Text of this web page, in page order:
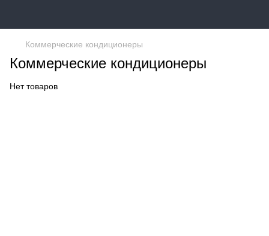
Коммерческие кондиционеры
Коммерческие кондиционеры
Нет товаров